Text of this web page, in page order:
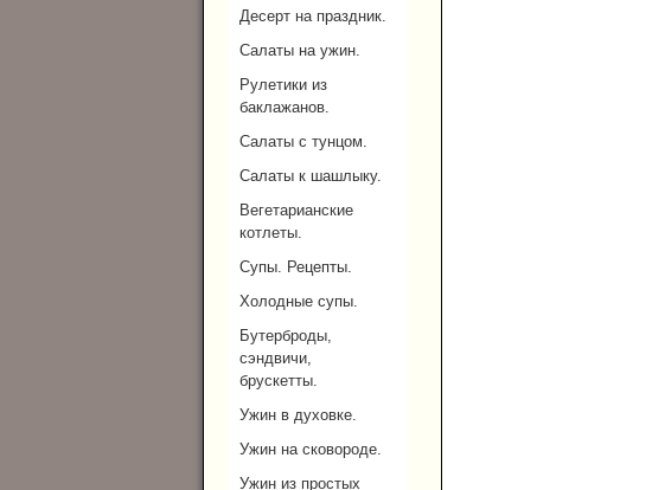
Десерт на праздник.
Салаты на ужин.
Рулетики из
баклажанов.
Салаты с тунцом.
Салаты к шашлыку.
Вегетарианские
котлеты.
Супы. Рецепты.
Холодные супы.
Бутерброды,
сэндвичи,
брускетты.
Ужин в духовке.
Ужин на сковороде.
Ужин из простых